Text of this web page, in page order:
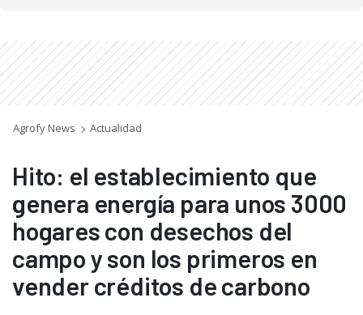
Agrofy News Actualidad
Hito: el establecimiento que
genera energía para unos 3000
hogares con desechos del
campo y son los primeros en
vender créditos de carbono